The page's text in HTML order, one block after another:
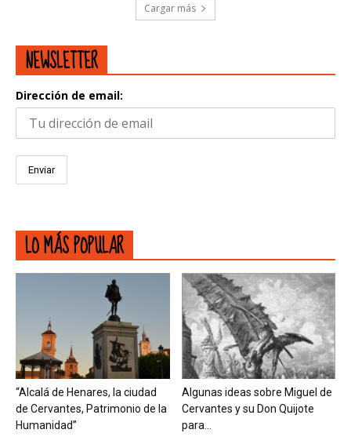
Cargar más
NEWSLETTER
Dirección de email:
LO MÁS POPULAR
“Alcalá de Henares, la ciudad
de Cervantes, Patrimonio de la
Humanidad”
Algunas ideas sobre Miguel de
Cervantes y su Don Quijote
para...